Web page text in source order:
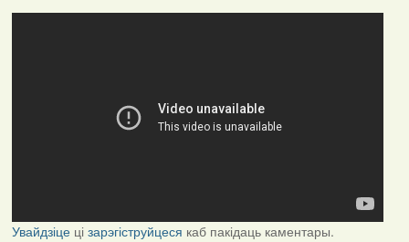
Увайдзіцеці зарэгіструйцеся каб пакідаць каментары.